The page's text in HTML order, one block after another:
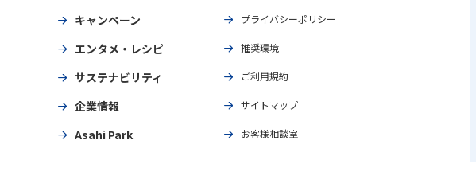
キャンペーン
エンタメ・レシピ
サステナビリティ
企業情報
Asahi Park
プライバシーポリシー
推奨環境
ご利用規約
サイトマップ
お客様相談室